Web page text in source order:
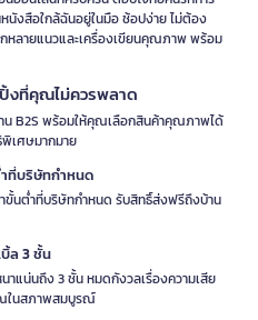
นังสือใกล้ฉันอยู่ในมือ ช้อปง่าย ไม่ต้อง
หลายแนวและเครื่องเขียนคุณภาพ พร้อม
งที่คุณไม่ควรพลาด
น B2S พร้อมให้คุณเลือกสินค้าคุณภาพได้
เศษมากมาย
ที่บริษัทกำหนด
นต่ำที่บริษัทกำหนด รับสิทธิ์ส่งฟรีถึงบ้าน
ล 3 ชั้น
แน่นถึง 3 ชั้น หมดกังวลเรื่องความเสีย
ในสภาพสมบูรณ์